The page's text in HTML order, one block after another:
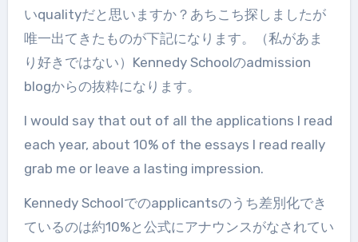
いqualityだと思いますか？あちこち探しましたが
唯一出てきたものが下記になります。（私があま
り好きではない）Kennedy Schoolのadmission
blogからの抜粋になります。
I would say that out of all the applications I read
each year, about 10% of the essays I read really
grab me or leave a lasting impression.
Kennedy Schoolでのapplicantsのうち差別化でき
ているのは約10%と公式にアナウンスがなされてい